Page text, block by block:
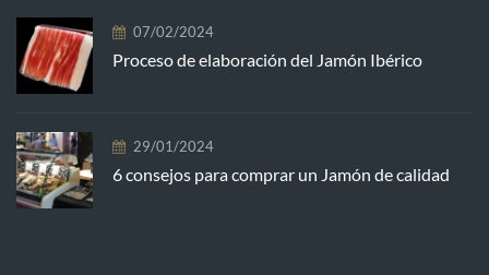
07/02/2024
Proceso de elaboración del Jamón Ibérico
29/01/2024
6 consejos para comprar un Jamón de calidad